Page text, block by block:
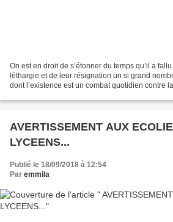
On est en droit de s’étonner du temps qu’il a
léthargie et de leur résignation un si grand
dont l’existence est un combat quotidien contre
AVERTISSEMENT AUX
LYCEENS...
Publié le 18/09/2018 à 12:54
Par emmila